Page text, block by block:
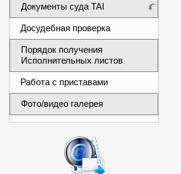
Документы суда TAI
Досудебная проверка
Порядок получения
Исполнительных листов
Работа с приставами
Фото/видео галерея